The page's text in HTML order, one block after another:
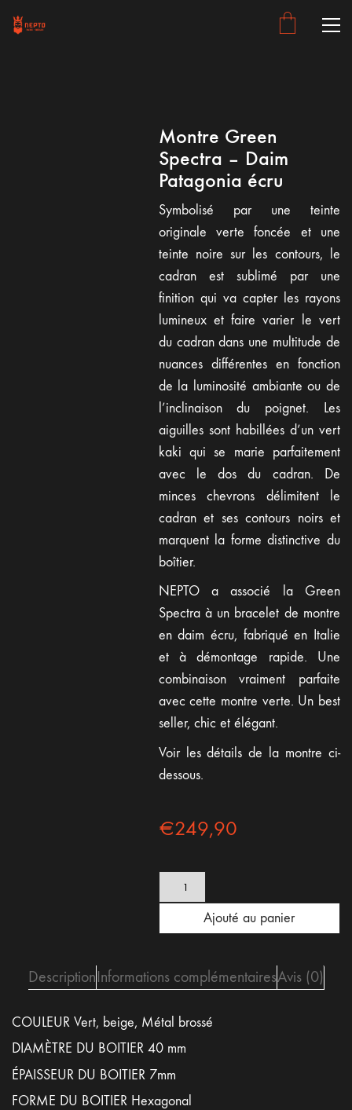
Montre Green
Spectra – Daim
Patagonia écru
Symbolisé par une teinte
originale verte foncée et une
teinte noire sur les contours, le
cadran est sublimé par une
finition qui va capter les rayons
lumineux et faire varier le vert
du cadran dans une multitude de
nuances différentes en fonction
de la luminosité ambiante ou de
l’inclinaison du poignet. Les
aiguilles sont habillées d’un vert
kaki qui se marie parfaitement
avec le dos du cadran. De
minces chevrons délimitent le
cadran et ses contours noirs et
marquent la forme distinctive du
boîtier.
NEPTO a associé la Green
Spectra à un bracelet de montre
en daim écru, fabriqué en Italie
et à démontage rapide. Une
combinaison vraiment parfaite
avec cette montre verte. Un best
seller, chic et élégant.
Voir les détails de la montre ci-
dessous.
€249,90
Montre
Spectra
Patagonia
Ajouté au panier
DescriptionInformations complémentairesAvis (0)
COULEUR Vert, beige, Métal brossé
DIAMÈTRE DU BOITIER 40 mm
ÉPAISSEUR DU BOITIER 7mm
FORME DU BOITIER Hexagonal